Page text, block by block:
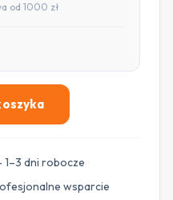
od 1000 zł
1–3 dni robocze
wsparcie